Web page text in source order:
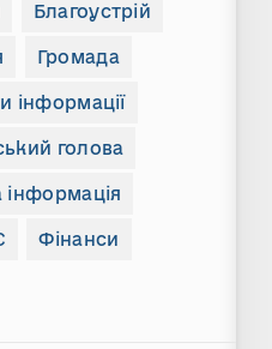
Благоустрій
Громада
інформації
голова
інформація
Фінанси